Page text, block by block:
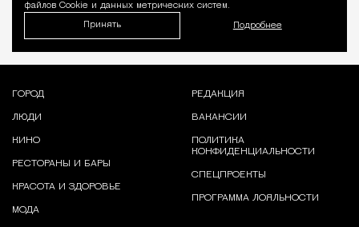
файлов Cookie и данных метрических систем.
Принять Подробнее
ГОРОД
ЛЮДИ
КИНО
РЕСТОРАНЫ И БАРЫ
КРАСОТА И ЗДОРОВЬЕ
МОДА
РЕДАКЦИЯ
ВАКАНСИИ
ПОЛИТИКА
КОНФИДЕНЦИАЛЬНОСТИ
СПЕЦПРОЕКТЫ
ПРОГРАММА ЛОЯЛЬНОСТИ